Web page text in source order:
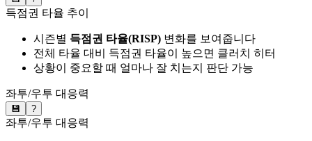
득점권 타율 추이
시즌별 득점권 타율(RISP) 변화를 보여줍니다
전체 타율 대비 득점권 타율이 높으면 클러치 히터
상황이 중요할 때 얼마나 잘 치는지 판단 가능
좌투/우투 대응력
💾 ?
좌투/우투 대응력